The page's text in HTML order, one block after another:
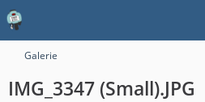
Galerie
IMG_3347 (Small).JPG